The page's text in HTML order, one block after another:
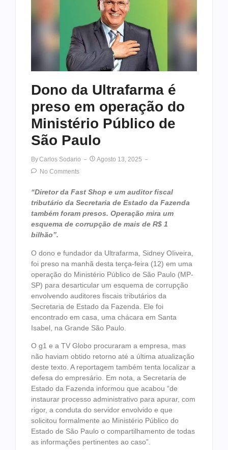
Dono da Ultrafarma é
preso em operação do
Ministério Público de
São Paulo
ByCarlos Sodario
Agosto 13, 2025
No Comments
“Diretor da Fast Shop e um auditor fiscal
tributário da Secretaria de Estado da Fazenda
também foram presos. Operação mira um
esquema de corrupção de mais de R$ 1
bilhão”.
O dono e fundador da Ultrafarma, Sidney OIiveira,
foi preso na manhã desta terça-feira (12) em uma
operação do Ministério Público de São Paulo (MP-
SP) para desarticular um esquema de corrupção
envolvendo auditores fiscais tributários da
Secretaria de Estado da Fazenda. Ele foi
encontrado em casa, uma chácara em Santa
Isabel, na Grande São Paulo.
O g1 e a TV Globo procuraram a empresa, mas
não haviam obtido retorno até a última atualização
deste texto. A reportagem também tenta localizar a
defesa do empresário. Em nota, a Secretaria de
Estado da Fazenda informou que acabou “de
instaurar processo administrativo para apurar, com
rigor, a conduta do servidor envolvido e que
solicitou formalmente ao Ministério Público do
Estado de São Paulo o compartilhamento de todas
as informações pertinentes ao caso”.